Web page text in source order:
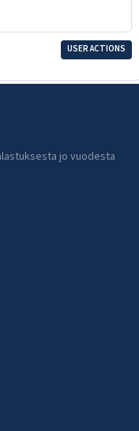
USER ACTIONS
jo vuodesta